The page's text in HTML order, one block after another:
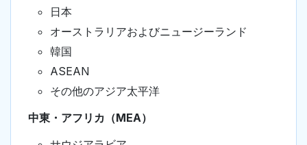
日本
オーストラリアおよびニュージーランド
韓国
ASEAN
その他のアジア太平洋
中東・アフリカ（MEA）